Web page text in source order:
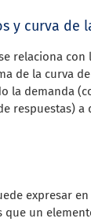
y curva de
relaciona con
de la curva
la demanda
respuestas) a
expresar
que un